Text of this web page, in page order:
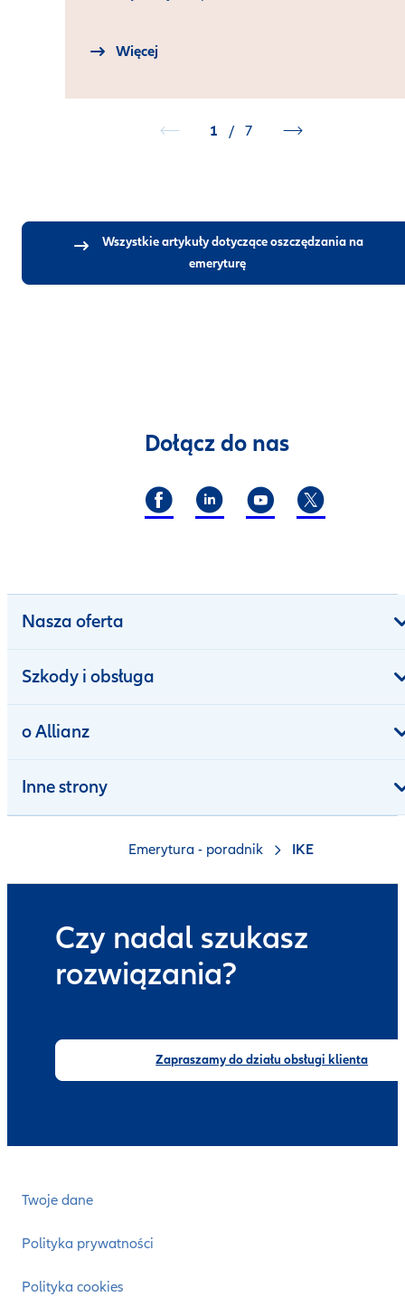
Więcej
1 / 7
Wszystkie artykuły dotyczące oszczędzania na
emeryturę
Dołącz do nas
Nasza oferta
Szkody i obsługa
o Allianz
Inne strony
Czy nadal szukasz
rozwiązania?
Zapraszamy do działu obsługi klienta
Twoje dane
Polityka prywatności
Polityka cookies
Emerytura - poradnik IKE